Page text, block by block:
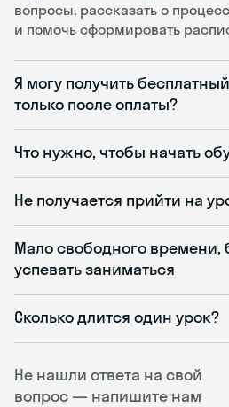
Не нашли ответа на свой
вопрос — напишите нам
вопросы, рассказать о
и помочь сформировать
Я могу получить
только после оплаты?
Что нужно, чтобы начать
Не получается прийти на
Мало свободного времени,
успевать заниматься
Сколько длится один урок?